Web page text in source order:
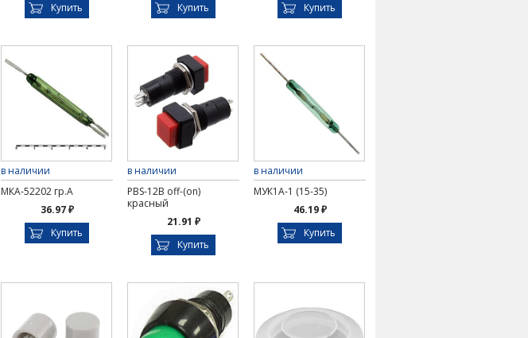
Купить
Купить
Купить
в наличии
МКА-52202 гр.А
36.97 ₽
Купить
в наличии
PBS-12B off-(on)
красный
21.91 ₽
Купить
в наличии
МУК1А-1 (15-35)
46.19 ₽
Купить